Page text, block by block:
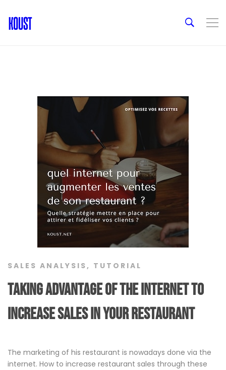
SALES ANALYSIS, TUTORIAL
Taking advantage of the internet to
increase sales in your restaurant
The marketing of his restaurant is nowadays done via the
internet. How to increase restaurant sales through these